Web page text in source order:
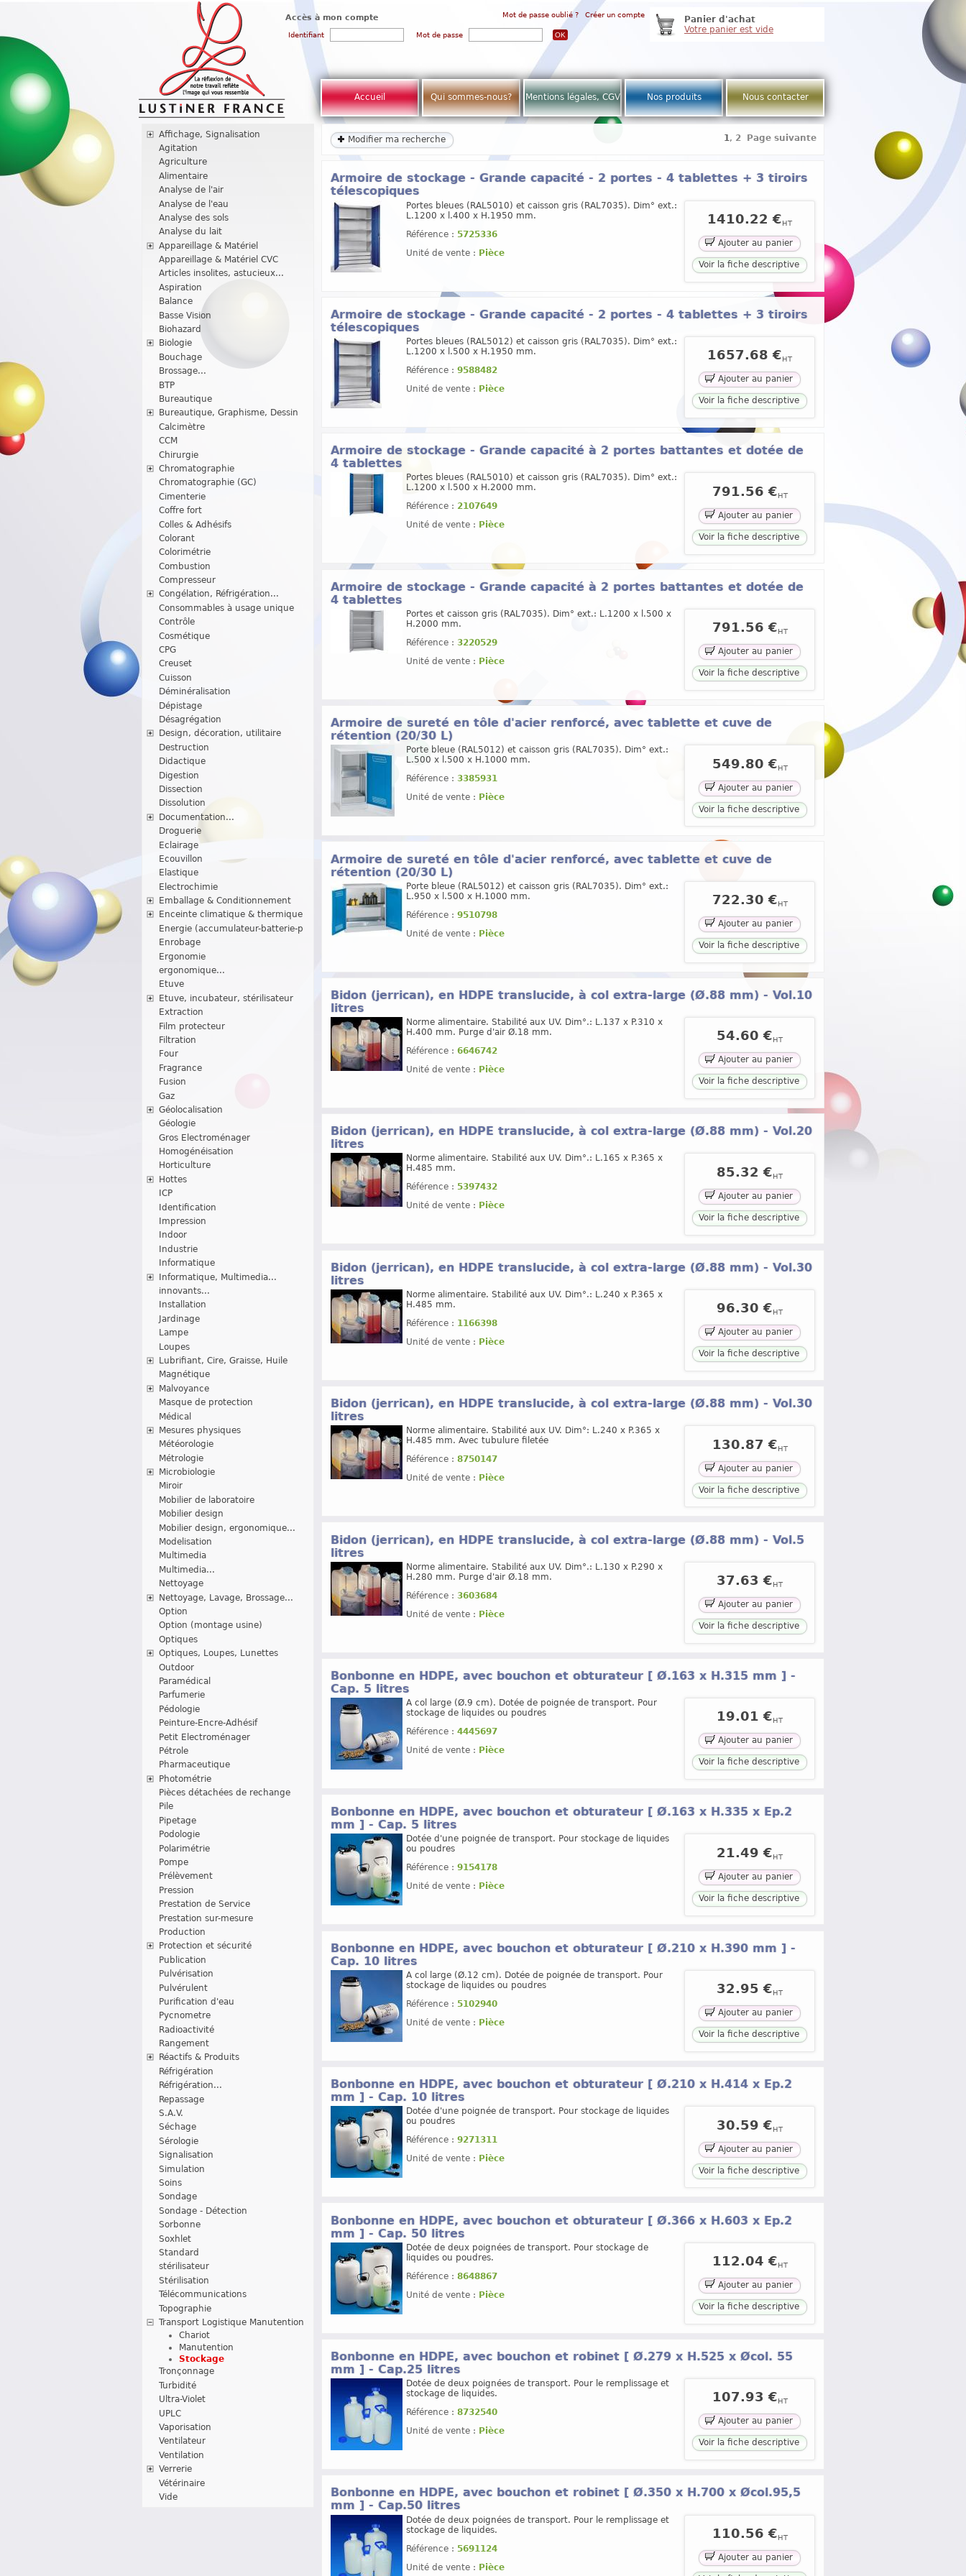
Accès à mon compte Mot de passe oublié ? Créer un compte
Identifiant Mot de passe
Panier d'achat
Votre panier est vide
Accueil Qui sommes-nous? Mentions légales, CGV Nos produits Nous contacter
Affichage, Signalisation
Agitation
Agriculture
Alimentaire
Analyse de l'air
Analyse de l'eau
Analyse des sols
Analyse du lait
Appareillage & Matériel
Appareillage & Matériel CVC
Articles insolites, astucieux...
Aspiration
Balance
Basse Vision
Biohazard
Biologie
Bouchage
Brossage...
BTP
Bureautique
Bureautique, Graphisme, Dessin
Calcimètre
CCM
Chirurgie
Chromatographie
Chromatographie (GC)
Cimenterie
Coffre fort
Colles & Adhésifs
Colorant
Colorimétrie
Combustion
Compresseur
Congélation, Réfrigération...
Consommables à usage unique
Contrôle
Cosmétique
CPG
Creuset
Cuisson
Déminéralisation
Dépistage
Désagrégation
Design, décoration, utilitaire
Destruction
Didactique
Digestion
Dissection
Dissolution
Documentation...
Droguerie
Eclairage
Ecouvillon
Elastique
Electrochimie
Emballage & Conditionnement
Enceinte climatique & thermique
Energie (accumulateur-batterie-p
Enrobage
Ergonomie
ergonomique...
Etuve
Etuve, incubateur, stérilisateur
Extraction
Film protecteur
Filtration
Four
Fragrance
Fusion
Gaz
Géolocalisation
Géologie
Gros Electroménager
Homogénéisation
Horticulture
Hottes
ICP
Identification
Impression
Indoor
Industrie
Informatique
Informatique, Multimedia...
innovants...
Installation
Jardinage
Lampe
Loupes
Lubrifiant, Cire, Graisse, Huile
Magnétique
Malvoyance
Masque de protection
Médical
Mesures physiques
Météorologie
Métrologie
Microbiologie
Miroir
Mobilier de laboratoire
Mobilier design
Mobilier design, ergonomique...
Modelisation
Multimedia
Multimedia...
Nettoyage
Nettoyage, Lavage, Brossage...
Option
Option (montage usine)
Optiques
Optiques, Loupes, Lunettes
Outdoor
Paramédical
Parfumerie
Pédologie
Peinture-Encre-Adhésif
Petit Electroménager
Pétrole
Pharmaceutique
Photométrie
Pièces détachées de rechange
Pile
Pipetage
Podologie
Polarimétrie
Pompe
Prélèvement
Pression
Prestation de Service
Prestation sur-mesure
Production
Protection et sécurité
Publication
Pulvérisation
Pulvérulent
Purification d'eau
Pycnometre
Radioactivité
Rangement
Réactifs & Produits
Réfrigération
Réfrigération...
Repassage
S.A.V.
Séchage
Sérologie
Signalisation
Simulation
Soins
Sondage
Sondage - Détection
Sorbonne
Soxhlet
Standard
stérilisateur
Stérilisation
Télécommunications
Topographie
Transport Logistique Manutention
Chariot
Manutention
Stockage
Tronçonnage
Turbidité
Ultra-Violet
UPLC
Vaporisation
Ventilateur
Ventilation
Verrerie
Vétérinaire
Vide
Modifier ma recherche 1, 2 Page suivante
Armoire de stockage - Grande capacité - 2 portes - 4 tablettes + 3 tiroirs
télescopiques
Portes bleues (RAL5010) et caisson gris (RAL7035). Dim° ext.:
L.1200 x l.400 x H.1950 mm.
Référence : 5725336
Unité de vente : Pièce
1410.22 € HT
Ajouter au panier
Voir la fiche descriptive
Armoire de stockage - Grande capacité - 2 portes - 4 tablettes + 3 tiroirs
télescopiques
Portes bleues (RAL5012) et caisson gris (RAL7035). Dim° ext.:
L.1200 x l.500 x H.1950 mm.
Référence : 9588482
Unité de vente : Pièce
1657.68 € HT
Ajouter au panier
Voir la fiche descriptive
Armoire de stockage - Grande capacité à 2 portes battantes et dotée de
4 tablettes
Portes bleues (RAL5010) et caisson gris (RAL7035). Dim° ext.:
L.1200 x l.500 x H.2000 mm.
Référence : 2107649
Unité de vente : Pièce
791.56 €HT
Ajouter au panier
Voir la fiche descriptive
Armoire de stockage - Grande capacité à 2 portes battantes et dotée de
4 tablettes
Portes et caisson gris (RAL7035). Dim° ext.: L.1200 x l.500 x
H.2000 mm.
Référence : 3220529
Unité de vente : Pièce
791.56 € HT
Ajouter au panier
Voir la fiche descriptive
Armoire de sureté en tôle d'acier renforcé, avec tablette et cuve de
rétention (20/30 L)
Porte bleue (RAL5012) et caisson gris (RAL7035). Dim° ext.:
L.500 x l.500 x H.1000 mm.
Référence : 3385931
Unité de vente : Pièce
549.80 €HT
Ajouter au panier
Voir la fiche descriptive
Armoire de sureté en tôle d'acier renforcé, avec tablette et cuve de
rétention (20/30 L)
Porte bleue (RAL5012) et caisson gris (RAL7035). Dim° ext.:
L.950 x l.500 x H.1000 mm.
Référence : 9510798
Unité de vente : Pièce
722.30 € HT
Ajouter au panier
Voir la fiche descriptive
Bidon (jerrican), en HDPE translucide, à col extra-large (Ø.88 mm) - Vol.10
litres
Norme alimentaire. Stabilité aux UV. Dim°.: L.137 x P.310 x
H.400 mm. Purge d'air Ø.18 mm.
Référence : 6646742
Unité de vente : Pièce
54.60 € HT
Ajouter au panier
Voir la fiche descriptive
Bidon (jerrican), en HDPE translucide, à col extra-large (Ø.88 mm) - Vol.20
litres
Norme alimentaire. Stabilité aux UV. Dim°.: L.165 x P.365 x
H.485 mm.
Référence : 5397432
Unité de vente : Pièce
85.32 €HT
Ajouter au panier
Voir la fiche descriptive
Bidon (jerrican), en HDPE translucide, à col extra-large (Ø.88 mm) - Vol.30
litres
Norme alimentaire. Stabilité aux UV. Dim°.: L.240 x P.365 x
H.485 mm.
Référence : 1166398
Unité de vente : Pièce
96.30 € HT
Ajouter au panier
Voir la fiche descriptive
Bidon (jerrican), en HDPE translucide, à col extra-large (Ø.88 mm) - Vol.30
litres
Norme alimentaire. Stabilité aux UV. Dim°: L.240 x P.365 x
H.485 mm. Avec tubulure filetée
Référence : 8750147
Unité de vente : Pièce
130.87 €HT
Ajouter au panier
Voir la fiche descriptive
Bidon (jerrican), en HDPE translucide, à col extra-large (Ø.88 mm) - Vol.5
litres
Norme alimentaire. Stabilité aux UV. Dim°.: L.130 x P.290 x
H.280 mm. Purge d'air Ø.18 mm.
Référence : 3603684
Unité de vente : Pièce
37.63 € HT
Ajouter au panier
Voir la fiche descriptive
Bonbonne en HDPE, avec bouchon et obturateur [ Ø.163 x H.315 mm ] -
Cap. 5 litres
A col large (Ø.9 cm). Dotée de poignée de transport. Pour
stockage de liquides ou poudres
Référence : 4445697
Unité de vente : Pièce
19.01 € HT
Ajouter au panier
Voir la fiche descriptive
Bonbonne en HDPE, avec bouchon et obturateur [ Ø.163 x H.335 x Ep.2
mm ] - Cap. 5 litres
Dotée d'une poignée de transport. Pour stockage de liquides
ou poudres
Référence : 9154178
Unité de vente : Pièce
21.49 €HT
Ajouter au panier
Voir la fiche descriptive
Bonbonne en HDPE, avec bouchon et obturateur [ Ø.210 x H.390 mm ] -
Cap. 10 litres
A col large (Ø.12 cm). Dotée de poignée de transport. Pour
stockage de liquides ou poudres
Référence : 5102940
Unité de vente : Pièce
32.95 € HT
Ajouter au panier
Voir la fiche descriptive
Bonbonne en HDPE, avec bouchon et obturateur [ Ø.210 x H.414 x Ep.2
mm ] - Cap. 10 litres
Dotée d'une poignée de transport. Pour stockage de liquides
ou poudres
Référence : 9271311
Unité de vente : Pièce
30.59 €HT
Ajouter au panier
Voir la fiche descriptive
Bonbonne en HDPE, avec bouchon et obturateur [ Ø.366 x H.603 x Ep.2
mm ] - Cap. 50 litres
Dotée de deux poignées de transport. Pour stockage de
liquides ou poudres.
Référence : 8648867
Unité de vente : Pièce
112.04 € HT
Ajouter au panier
Voir la fiche descriptive
Bonbonne en HDPE, avec bouchon et robinet [ Ø.279 x H.525 x Øcol. 55
mm ] - Cap.25 litres
Dotée de deux poignées de transport. Pour le remplissage et
stockage de liquides.
Référence : 8732540
Unité de vente : Pièce
107.93 € HT
Ajouter au panier
Voir la fiche descriptive
Bonbonne en HDPE, avec bouchon et robinet [ Ø.350 x H.700 x Øcol.95,5
mm ] - Cap.50 litres
Dotée de deux poignées de transport. Pour le remplissage et
stockage de liquides.
Référence : 5691124
Unité de vente : Pièce
110.56 €HT
Ajouter au panier